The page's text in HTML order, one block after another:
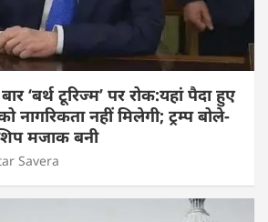
‘बर्थ टूरिज्म’ पर रोक:यहां पैदा हुए
नागरिकता नहीं मिलेगी; ट्रम्प बोले-
मजाक बनी
Savera